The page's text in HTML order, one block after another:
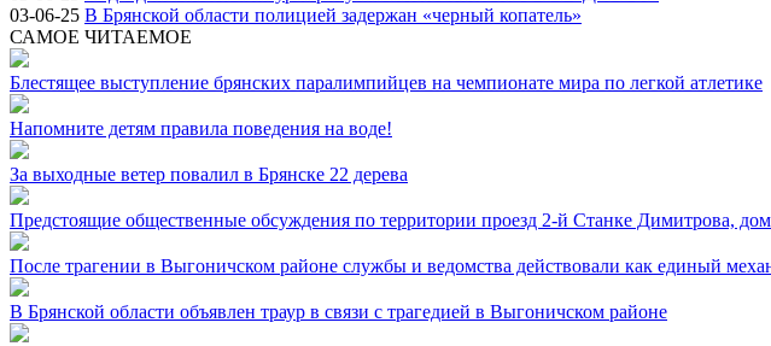
03-06-25 В Брянской области полицией задержан «черный копатель»
САМОЕ ЧИТАЕМОЕ
Блестящее выступление брянских паралимпийцев на чемпионате мира по легкой атлетике
Напомните детям правила поведения на воде!
За выходные ветер повалил в Брянске 22 дерева
Предстоящие общественные обсуждения по территории проезд 2-й Станке Димитрова,
После трагении в Выгоничском районе службы и ведомства действовали как единый
В Брянской области объявлен траур в связи с трагедией в Выгоничском районе